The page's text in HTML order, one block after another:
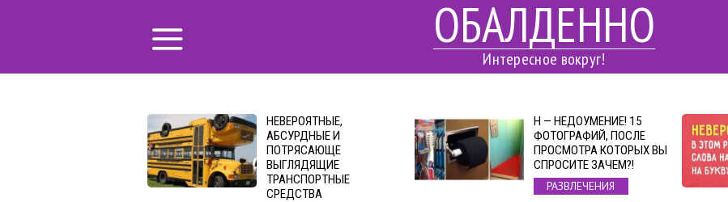
ОБАЛДЕННО
Интересное вокруг!
НЕВЕРОЯТНЫЕ,
АБСУРДНЫЕ И
ПОТРЯСАЮЩЕ
ВЫГЛЯДЯЩИЕ
ТРАНСПОРТНЫЕ
СРЕДСТВА
Н — НЕДОУМЕНИЕ! 15
ФОТОГРАФИЙ, ПОСЛЕ
ПРОСМОТРА КОТОРЫХ ВЫ
СПРОСИТЕ ЗАЧЕМ?!
РАЗВЛЕЧЕНИЯ